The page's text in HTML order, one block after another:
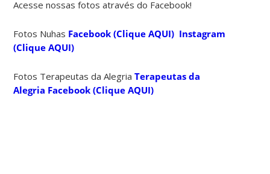
Acesse nossas fotos através do Facebook!
Fotos Nuhas Facebook (Clique AQUI) Instagram
(Clique AQUI)
Fotos Terapeutas da AlegriaTerapeutas da
Alegria Facebook (Clique AQUI)